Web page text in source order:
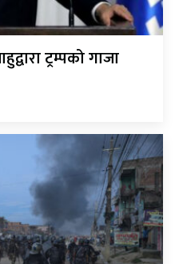
ट्रम्पको गाजा